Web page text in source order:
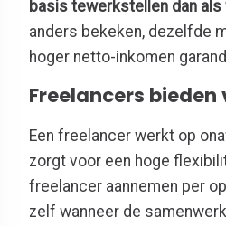
basis tewerkstellen dan als
anders bekeken, dezelfde
hoger netto-inkomen
Freelancers
Een freelancer werkt op
zorgt voor een hoge
freelancer aannemen per
zelf wanneer de